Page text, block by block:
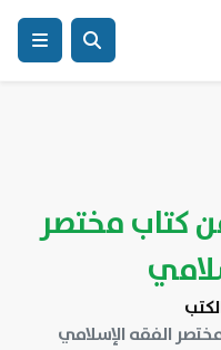
كتاب مختصر
الفقه الإسلامي